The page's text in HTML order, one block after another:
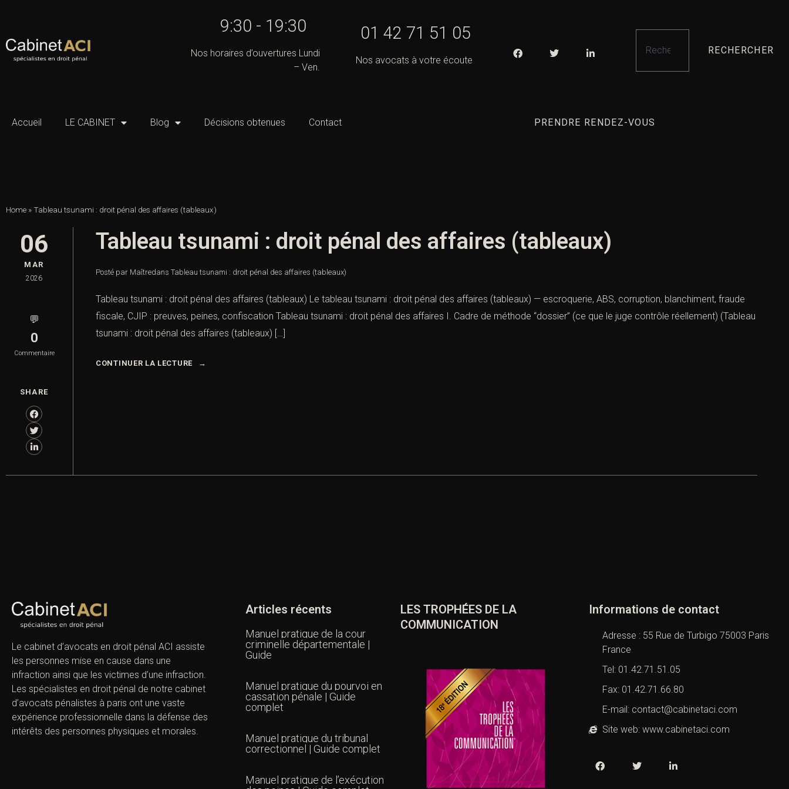
9:30 - 19:30
Nos horaires d’ouvertures Lundi
– Ven.
01 42 71 51 05
Nos avocats à votre écoute
RECHERCHER
Accueil LE CABINET Blog Décisions obtenues Contact PRENDRE RENDEZ-VOUS
Home »Tableau tsunami : droit pénal des affaires (tableaux)
06
MAR
2026
💬
0
Commentaire
SHARE
Tableau tsunami : droit pénal des affaires (tableaux)
Posté par Maîtredans Tableau tsunami : droit pénal des affaires (tableaux)
Tableau tsunami : droit pénal des affaires (tableaux) Le tableau tsunami : droit pénal des affaires (tableaux) — escroquerie, ABS, corruption, blanchiment, fraude
fiscale, CJIP : preuves, peines, confiscation Tableau tsunami : droit pénal des affaires I. Cadre de méthode “dossier” (ce que le juge contrôle réellement) (Tableau
tsunami : droit pénal des affaires (tableaux) […]
CONTINUER LA LECTURE
Le cabinet d’avocats en droit pénal ACI assiste
les personnes mise en cause dans une
infraction ainsi que les victimes d’une infraction.
Les spécialistes en droit pénal de notre cabinet
d’avocats pénalistes à paris ont une vaste
expérience professionnelle dans la défense des
intérêts des personnes physiques et morales.
Articles récents
Manuel pratique de la cour
criminelle départementale |
Guide
Manuel pratique du pourvoi en
cassation pénale | Guide
complet
Manuel pratique du tribunal
correctionnel | Guide complet
Manuel pratique de l’exécution
LES TROPHÉES DE LA
COMMUNICATION
Informations de contact
Adresse : 55 Rue de Turbigo 75003 Paris
France
Tel: 01.42.71.51.05
Fax: 01.42.71.66.80
E-mail: contact@cabinetaci.com
Site web: www.cabinetaci.com